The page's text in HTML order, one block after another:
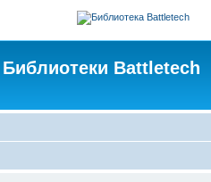
Battletech